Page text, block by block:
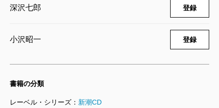
深沢七郎 登録
小沢昭一 登録
書籍の分類
レーベル・シリーズ： 新潮CD